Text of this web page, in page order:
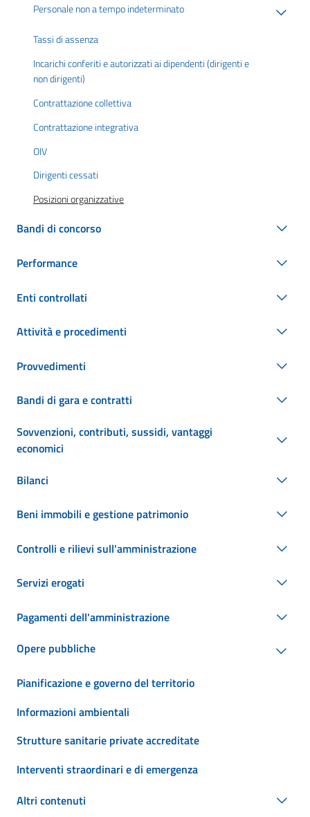
Personale non a tempo indeterminato
Tassi di assenza
Incarichi conferiti e autorizzati ai dipendenti (dirigenti e
non dirigenti)
Contrattazione collettiva
Contrattazione integrativa
OIV
Dirigenti cessati
Posizioni organizzative
Bandi di concorso
Performance
Enti controllati
Attività e procedimenti
Provvedimenti
Bandi di gara e contratti
Sovvenzioni, contributi, sussidi, vantaggi
economici
Bilanci
Beni immobili e gestione patrimonio
Controlli e rilievi sull'amministrazione
Servizi erogati
Pagamenti dell'amministrazione
Opere pubbliche
Pianificazione e governo del territorio
Informazioni ambientali
Strutture sanitarie private accreditate
Interventi straordinari e di emergenza
Altri contenuti